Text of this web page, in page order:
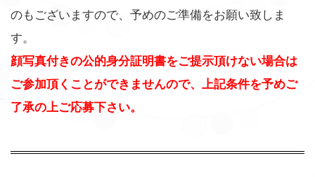
のもございますので、予めのご準備をお願い致しま
す。
顔写真付きの公的身分証明書をご提示頂けない場合は
ご参加頂くことができませんので、上記条件を予めご
了承の上ご応募下さい。